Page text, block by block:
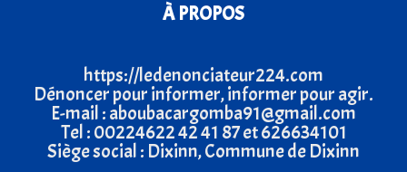
À PROPOS
https://ledenonciateur224.com
Dénoncer pour informer, informer pour agir.
E-mail : aboubacargomba91@gmail.com
Tel : 00224622 42 41 87 et 626634101
Siège social : Dixinn, Commune de Dixinn